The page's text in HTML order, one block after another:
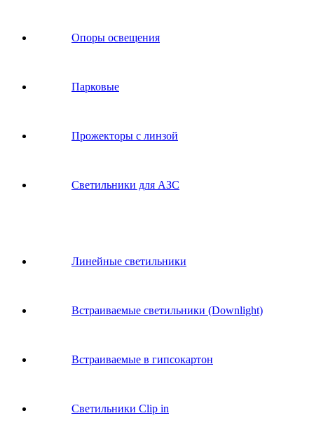
Опоры освещения
Парковые
Прожекторы с линзой
Светильники для АЗС
Линейные светильники
Встраиваемые светильники (Downlight)
Встраиваемые в гипсокартон
Светильники Clip in